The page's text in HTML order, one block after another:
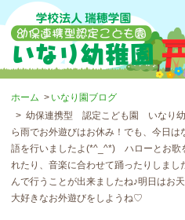
ホーム
いなり園ブログ
幼保連携型 認定こども園 いなり
ら雨でお外遊びはお休み！でも、今日は
語を行いましたよ(*^_^*) ハローとお歌
れたり、音楽に合わせて踊ったりしまし
んで行うことが出来ましたね♪明日はお
大好きなお外遊びをしようね♡